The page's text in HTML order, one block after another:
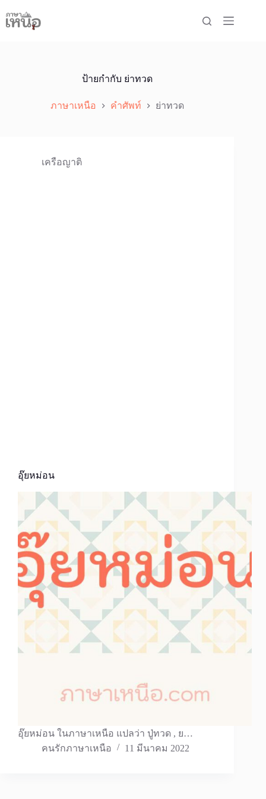
to
content
ป้ายกำกับ ย่าทวด
ภาษาเหนือ คำศัพท์ ย่าทวด
เครือญาติ
อุ๊ยหม่อน
อุ๊ยหม่อน ในภาษาเหนือ แปลว่า ปู่ทวด , ย…
คนรักภาษาเหนือ
11 มีนาคม 2022